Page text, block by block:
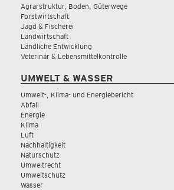
Agrarstruktur, Boden, Güterwege
Forstwirtschaft
Jagd & Fischerei
Landwirtschaft
Ländliche Entwicklung
Veterinär & Lebensmittelkontrolle
UMWELT & WASSER
Umwelt-, Klima- und Energiebericht
Abfall
Energie
Klima
Luft
Nachhaltigkeit
Naturschutz
Umweltrecht
Umweltschutz
Wasser